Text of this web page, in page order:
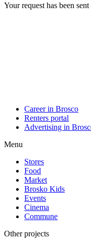
Your request has been
Career in Brosco
Renters portal
Advertising in
Menu
Stores
Food
Market
Brosko Kids
Events
Cinema
Commune
Other projects